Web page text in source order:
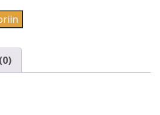
| Kulmapilari määrä